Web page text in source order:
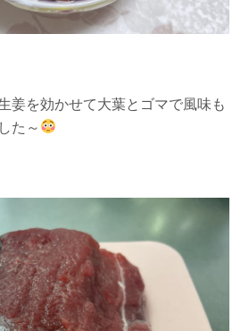
姜を効かせて大葉とゴマで風味も
た～